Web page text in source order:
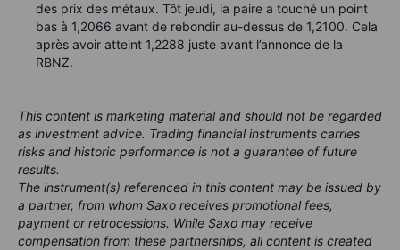
des prix des métaux. Tôt jeudi, la paire a touché un point
bas à 1,2066 avant de rebondir au-dessus de 1,2100. Cela
après avoir atteint 1,2288 juste avant l’annonce de la
RBNZ.
This content is marketing material and should not be regarded
as investment advice. Trading financial instruments carries
risks and historic performance is not a guarantee of future
results.
The instrument(s) referenced in this content may be issued by
a partner, from whom Saxo receives promotional fees,
payment or retrocessions. While Saxo may receive
compensation from these partnerships, all content is created